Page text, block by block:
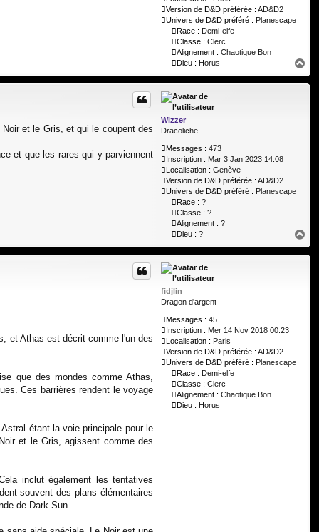
Version de D&D préférée : AD&D2
Univers de D&D préféré : Planescape
Race : Demi-elfe
Classe : Clerc
Alignement : Chaotique Bon
Dieu : Horus
a
u
Wizzer
Dracoliche
Messages : 473
Inscription : Mar 3 Jan 2023 14:08
Localisation : Genève
Version de D&D préférée : AD&D2
Univers de D&D préféré : Planescape
Race : ?
Classe : ?
Alignement : ?
Dieu : ?
et le Gris, et qui le coupent des
et que les rares qui y parviennent
a
u
fidjlin
Dragon d'argent
Messages : 45
Inscription : Mer 14 Nov 2018 00:23
Localisation : Paris
Version de D&D préférée : AD&D2
Univers de D&D préféré : Planescape
Race : Demi-elfe
Classe : Clerc
Alignement : Chaotique Bon
Dieu : Horus
et Athas est décrit comme l'un des
que des mondes comme Athas,
Ces barrières rendent le voyage
étant la voie principale pour le
et le Gris, agissent comme des
inclut également les tentatives
souvent des plans élémentaires
de Dark Sun.